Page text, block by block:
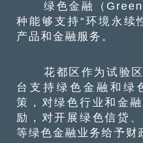
绿色金融（Green
种能够支持“环境永续
产品和金融服务。
花都区作为试验区
台支持绿色金融和绿
策，对绿色行业和金
励，对开展绿色信贷
等绿色金融业务给予财